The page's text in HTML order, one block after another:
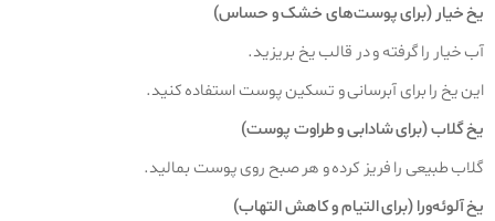
یخ خیار (برای پوست‌های خشک و حساس)
آب خیار را گرفته و در قالب یخ بریزید.
این یخ را برای آبرسانی و تسکین پوست استفاده کنید.
یخ گلاب (برای شادابی و طراوت پوست)
گلاب طبیعی را فریز کرده و هر صبح روی پوست بمالید.
یخ آلوئه‌ورا (برای التیام و کاهش التهاب)